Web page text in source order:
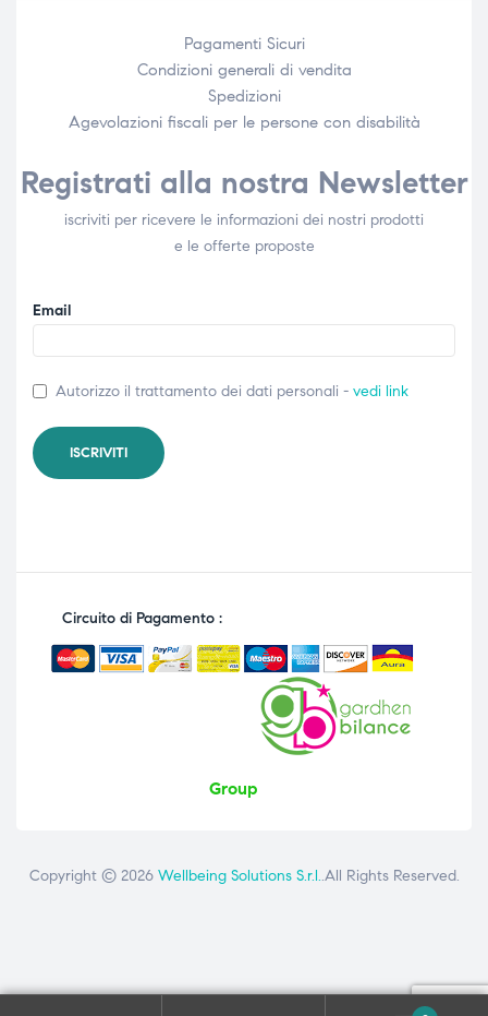
Pagamenti Sicuri
Condizioni generali di vendita
Spedizioni
Agevolazioni fiscali per le persone con disabilità​
Registrati alla nostra Newsletter
iscriviti per ricevere le informazioni dei nostri prodotti
e le offerte proposte
Email
Autorizzo il trattamento dei dati personali - vedi link
Circuito di Pagamento :
Group
Copyright © 2026 Wellbeing Solutions S.r.l..All Rights Reserved.